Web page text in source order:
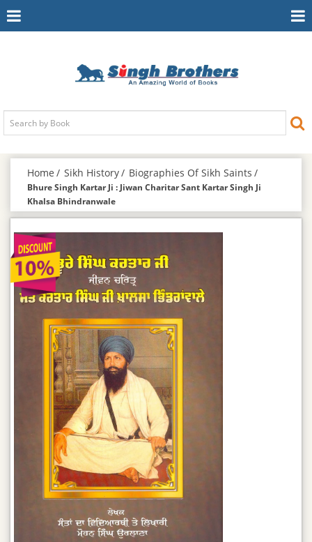
Toggle
Home Sikh History Biographies Of Sikh Saints
Bhure Singh Kartar Ji : Jiwan Charitar Sant Kartar Singh Ji
Khalsa Bhindranwale